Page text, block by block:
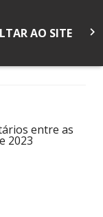
AO SITE keyboard_arrow_right
entre as
2023